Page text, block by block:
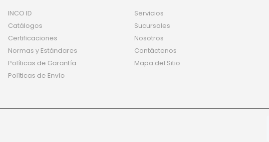
INCO ID
Catálogos
Certificaciones
Normas y Estándares
Políticas de Garantía
Políticas de Envío
Servicios
Sucursales
Nosotros
Contáctenos
Mapa del Sitio